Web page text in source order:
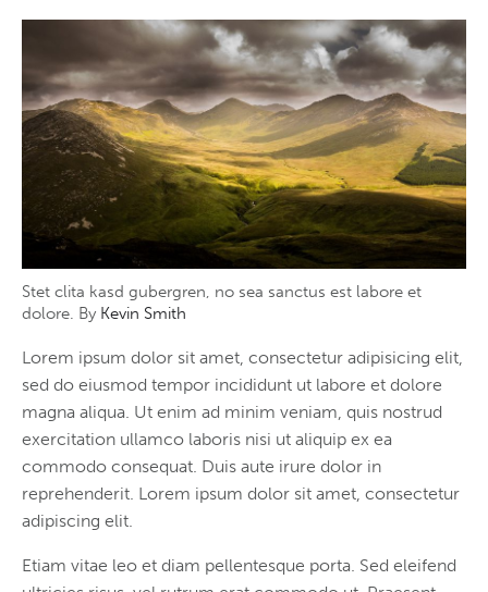
Stet clita kasd gubergren, no sea sanctus est labore et
dolore. By Kevin Smith
Lorem ipsum dolor sit amet, consectetur adipisicing elit,
sed do eiusmod tempor incididunt ut labore et dolore
magna aliqua. Ut enim ad minim veniam, quis nostrud
exercitation ullamco laboris nisi ut aliquip ex ea
commodo consequat. Duis aute irure dolor in
reprehenderit. Lorem ipsum dolor sit amet, consectetur
adipiscing elit.
Etiam vitae leo et diam pellentesque porta. Sed eleifend